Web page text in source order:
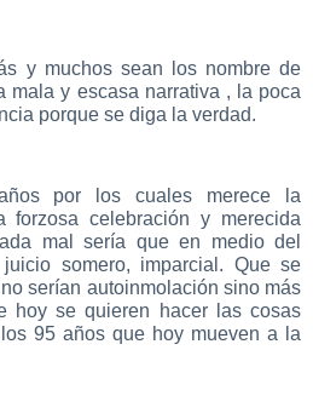
y muchos sean los nombre de
mala y escasa narrativa , la poca
porque se diga la verdad.
por los cuales merece la
celebración y merecida
mal sería que en medio del
somero, imparcial. Que se
serían autoinmolación sino más
hoy se quieren hacer las cosas
95 años que hoy mueven a la